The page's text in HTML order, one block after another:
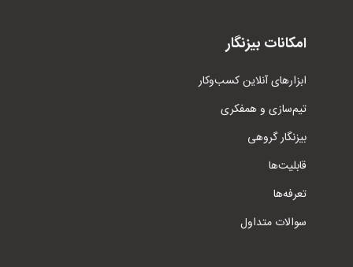
امکانات بیزنگار
ابزار‌های آنلاین کسب‌وکار
تیم‌سازی و همفکری
بیزنگار گروهی
قابلیت‌ها
تعرفه‌ها
سوالات متداول